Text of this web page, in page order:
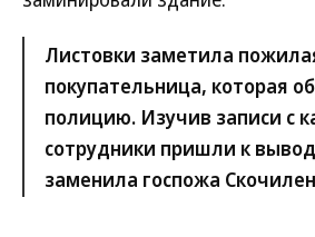
Листовки заметила
покупательница, которая
полицию. Изучив записи с
сотрудники пришли к
заменила госпожа